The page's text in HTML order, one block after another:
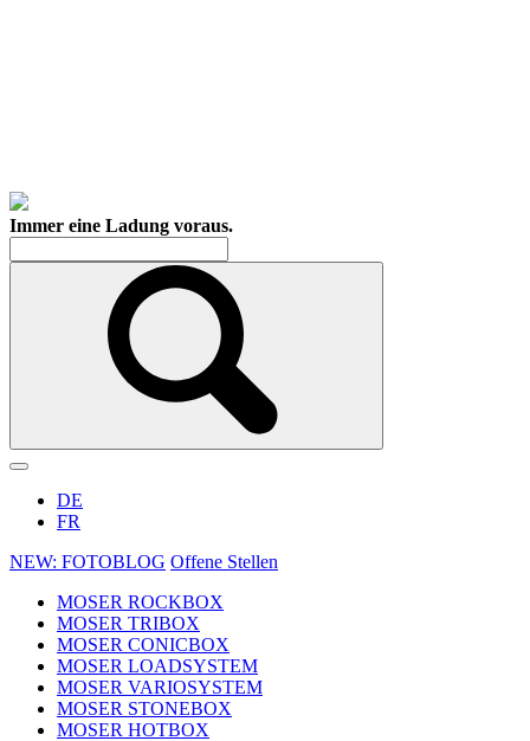
Immer eine Ladung voraus.
DE
FR
NEW: FOTOBLOG Offene Stellen
MOSER ROCKBOX
MOSER TRIBOX
MOSER CONICBOX
MOSER LOADSYSTEM
MOSER VARIOSYSTEM
MOSER STONEBOX
MOSER HOTBOX